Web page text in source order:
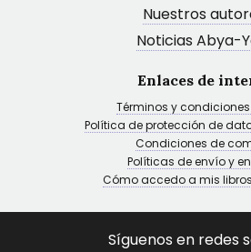
Nuestros
Noticias Abya-
Enlaces de
Términos y
Política de protección de
Condiciones de
Políticas de envío y
Cómo accedo a mis
Síguenos en redes